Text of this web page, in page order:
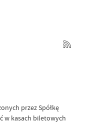
przez Spółkę
w kasach biletowych